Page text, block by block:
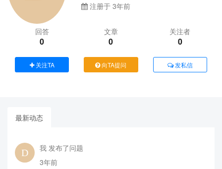
注册于 3年前
回答
0
文章
0
关注者
0
关注TA 向TA提问 发私信
最新动态
我 发布了问题
3年前